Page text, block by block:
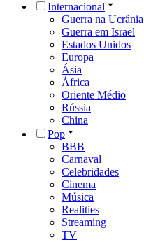
Internacional
Guerra na Ucrânia
Guerra em Israel
Estados Unidos
Europa
Ásia
África
Oriente Médio
Rússia
China
Pop
BBB
Carnaval
Celebridades
Cinema
Música
Realities
Streaming
TV